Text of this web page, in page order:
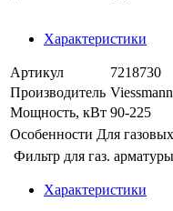
Характеристики
Артикул
7218730
Производитель
Мощность, кВт 90-225
Особенности Для
Фильтр для газ.
Характеристики